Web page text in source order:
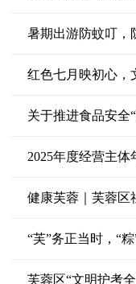
暑期出游防蚊叮，
红色七月映初心，
关于推进食品安全
2025年度经营主
健康芙蓉｜芙蓉区
“芙”务正当时，“
芙蓉区“文明护考